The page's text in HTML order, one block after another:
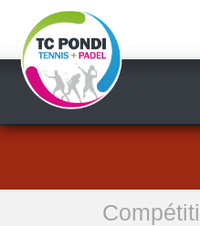
J6 /
Panneau de gestion des